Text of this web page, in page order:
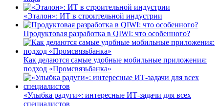
«Эталон»: ИТ в строительной индустрии
Продуктовая разработка в QIWI: что особенного?
Как делаются самые удобные мобильные приложения:
подход «Промсвязьбанка»
«Улыбка радуги»: интересные ИТ-задачи для всех
специалистов